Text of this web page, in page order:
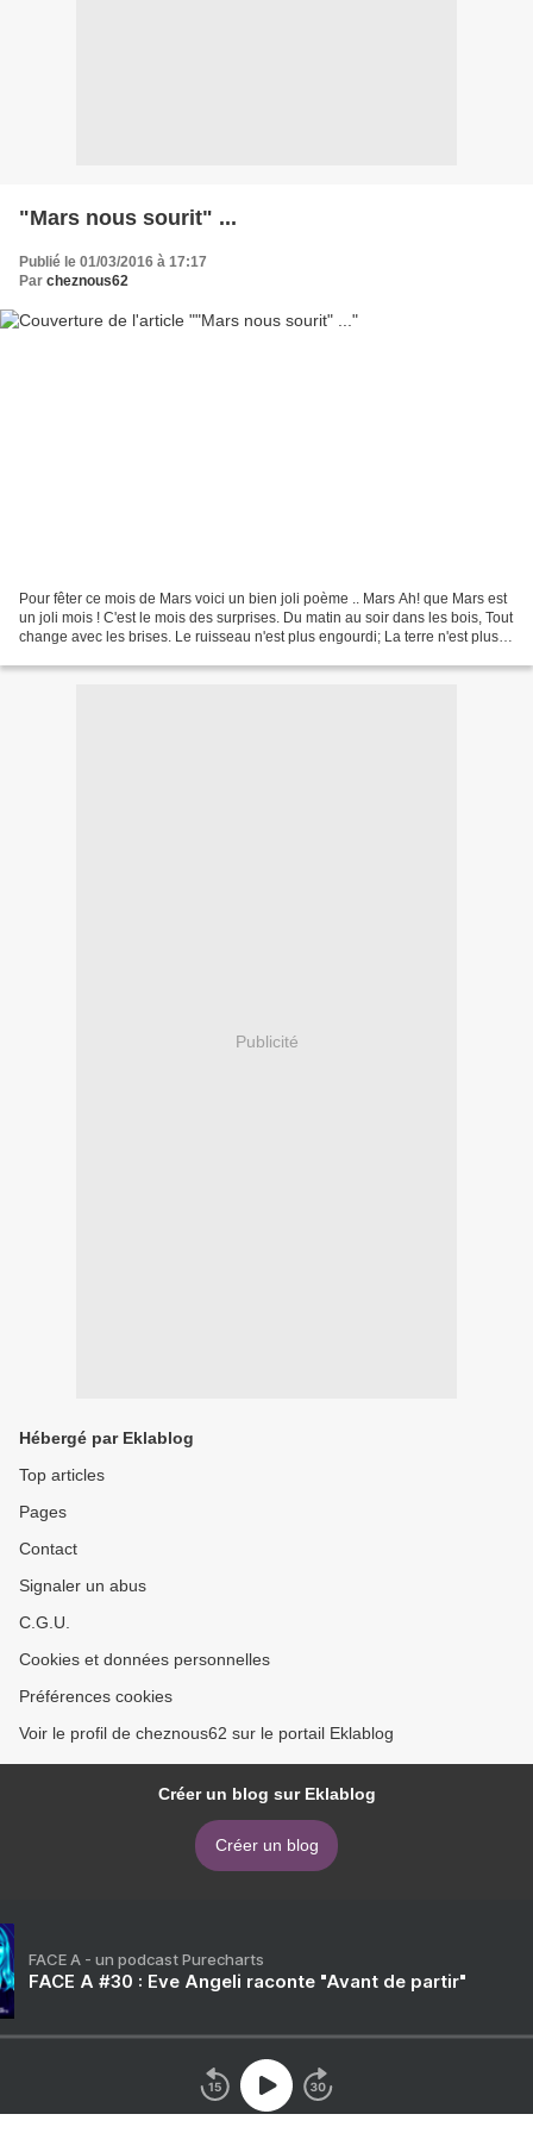
"Mars nous sourit" ...
Publié le 01/03/2016 à 17:17
Par cheznous62
Pour fêter ce mois de Mars voici un bien joli poème .. Mars Ah! que Mars est
un joli mois ! C'est le mois des surprises. Du matin au soir dans les bois, Tout
change avec les brises. Le ruisseau n'est plus engourdi; La terre n'est plus
Publicité
Hébergé par Eklablog
Top articles
Pages
Contact
Signaler un abus
C.G.U.
Cookies et données personnelles
Préférences cookies
Voir le profil de cheznous62 sur le portail Eklablog
Créer un blog sur Eklablog
Créer un blog
FACE A - un podcast Purecharts
FACE A #30 : Eve Angeli raconte "Avant de partir"